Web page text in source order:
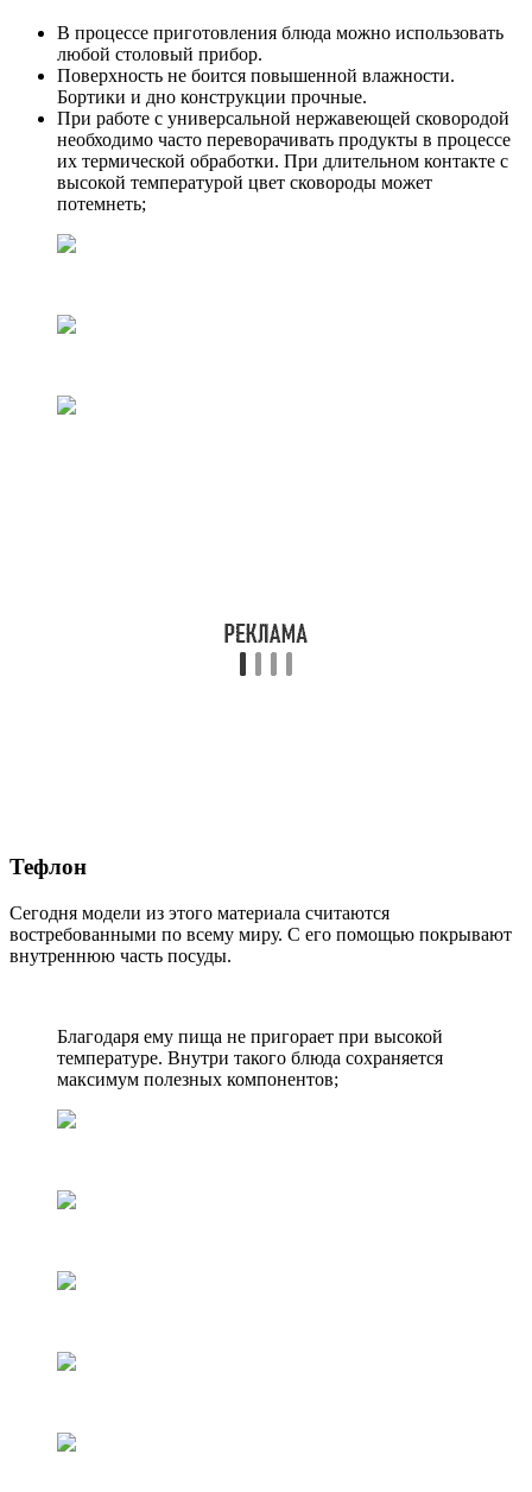
В процессе приготовления блюда можно использовать
любой столовый прибор.
Поверхность не боится повышенной влажности.
Бортики и дно конструкции прочные.
При работе с универсальной нержавеющей сковородой
необходимо часто переворачивать продукты в процессе
их термической обработки. При длительном контакте с
высокой температурой цвет сковороды может
потемнеть;
Тефлон
Сегодня модели из этого материала считаются
востребованными по всему миру. С его помощью покрывают
внутреннюю часть посуды.
Благодаря ему пища не пригорает при высокой
температуре. Внутри такого блюда сохраняется
максимум полезных компонентов;